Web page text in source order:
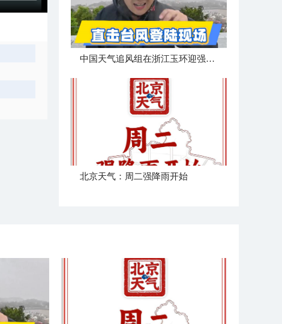
中国天气追风组在浙江玉环迎强台风“白海豚”登陆
北京天气：周二强降雨开始